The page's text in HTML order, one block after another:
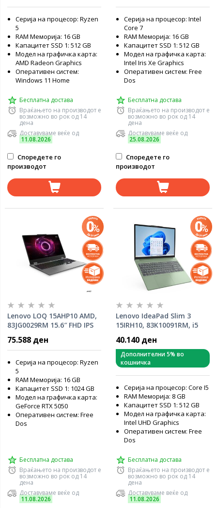
Серија на процесор: Ryzen
5
RAM Меморија: 16 GB
Капацитет SSD 1: 512 GB
Модел на графичка карта:
AMD Radeon Graphics
Оперативен систем:
Windows 11 Home
Бесплатна достава
Враќањето на производот е
возможно во рок од 14
дена
Доставуваме веќе од
11.08.2026
Споредете го
производот
Серија на процесор: Intel
Core 7
RAM Меморија: 16 GB
Капацитет SSD 1: 512 GB
Модел на графичка карта:
Intel Iris Xe Graphics
Оперативен систем: Free
Dos
Бесплатна достава
Враќањето на производот е
возможно во рок од 14
дена
Доставуваме веќе од
25.08.2026
Споредете го
производот
Lenovo LOQ 15AHP10 AMD,
83JG0029RM 15.6″ FHD IPS
1TB SSD, RTX 5050 8GB
лаптоп
75.588 ден
Серија на процесор: Ryzen
5
RAM Меморија: 16 GB
Капацитет SSD 1: 1024 GB
Модел на графичка карта:
GeForce RTX 5050
Оперативен систем: Free
Dos
Бесплатна достава
Враќањето на производот е
возможно во рок од 14
дена
Доставуваме веќе од
11.08.2026
Lenovo IdeaPad Slim 3
15IRH10, 83K10091RM, i5
WUXGA, SSD 512GB,
Лаптоп
40.140 ден
Дополнителни 5% во
кошничка
Серија на процесор: Core I5
RAM Меморија: 8 GB
Капацитет SSD 1: 512 GB
Модел на графичка карта:
Intel UHD Graphics
Оперативен систем: Free
Dos
Бесплатна достава
Враќањето на производот е
возможно во рок од 14
дена
Доставуваме веќе од
11.08.2026